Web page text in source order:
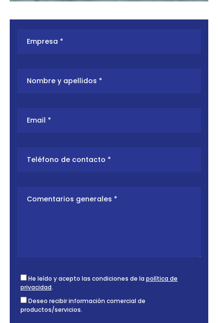
He leído y acepto las condiciones de la política de
privacidad.
Deseo recibir información comercial de
productos/servicios.